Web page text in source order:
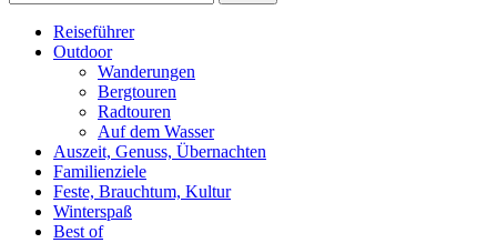
Reiseführer
Outdoor
Wanderungen
Bergtouren
Radtouren
Auf dem Wasser
Auszeit, Genuss, Übernachten
Familienziele
Feste, Brauchtum, Kultur
Winterspaß
Best of